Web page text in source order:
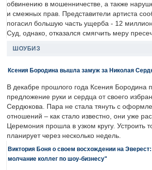
обвинению в мошенничестве, а также
и смежных прав. Представители артиста
погасил большую часть ущерба - 12
Суд, однако, отказался смягчить меру
ШОУБИЗ
Ксения Бородина вышла замуж за Николая
В декабре прошлого года Ксения Бородина
предложение руки и сердца от своего
Сердюкова. Пара не стала тянуть с
отношений – как стало известно, они уже
Церемония прошла в узком кругу. Устроить
планирует через несколько недель.
Виктория Боня о своем восхождении на
молчание коллег по шоу-бизнесу"